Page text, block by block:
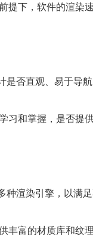
提下，软件的渲染
是否直观、易于导
习和掌握，是否提
渲染引擎，以满足
丰富的材质库和纹